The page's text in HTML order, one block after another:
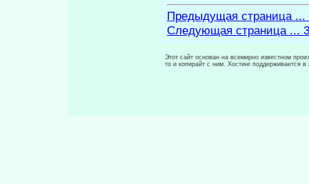
Предыдущая страница ...
Следующая страница ...
Этот сайт основан на всемирно известном
то и копирайт с ним. Хостинг поддерживается